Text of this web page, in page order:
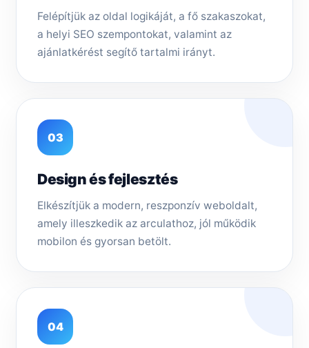
Felépítjük az oldal logikáját, a fő szakaszokat,
a helyi SEO szempontokat, valamint az
ajánlatkérést segítő tartalmi irányt.
03
Design és fejlesztés
Elkészítjük a modern, reszponzív weboldalt,
amely illeszkedik az arculathoz, jól működik
mobilon és gyorsan betölt.
04